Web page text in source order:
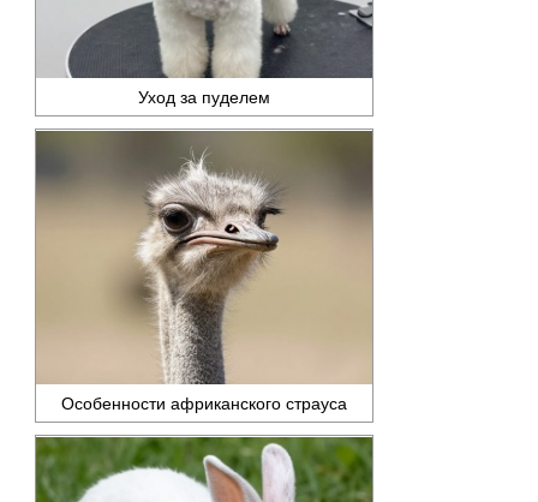
Уход за пуделем
Особенности африканского страуса